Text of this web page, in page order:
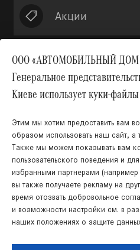
ООО «АВТОМОБИЛЬНЫЙ ДОМ
Генеральное
Киеве использует куки-
Этим мы хотим предоставить вам
образом использовать наш сайт, а
Также мы можем показывать вам
пользовательского поведения и
избранными партнерами
вы также получаете рекламу на
время отозвать добровольное
и возможности настройки см. в
наших положениях о защите
Акции
Украинский
Правовая информация